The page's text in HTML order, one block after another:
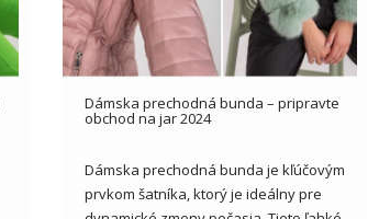
Dámska prechodná bunda – pripravte
obchod na jar 2024
Dámska prechodná bunda je kľúčovým
prvkom šatníka, ktorý je ideálny pre